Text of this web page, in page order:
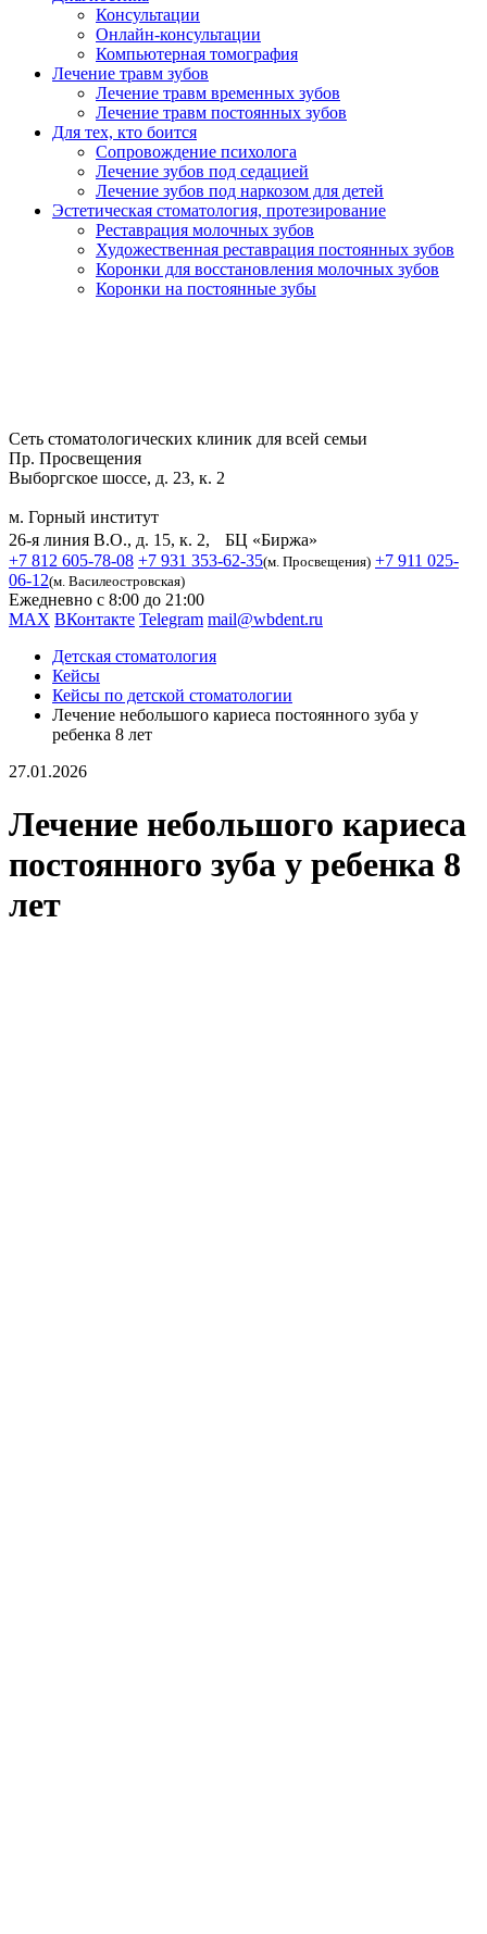
Консультации
Онлайн-консультации
Компьютерная томография
Лечение травм зубов
Лечение травм временных зубов
Лечение травм постоянных зубов
Для тех, кто боится
Сопровождение психолога
Лечение зубов под седацией
Лечение зубов под наркозом для детей
Эстетическая стоматология, протезирование
Реставрация молочных зубов
Художественная реставрация постоянных зубов
Коронки для восстановления молочных зубов
Коронки на постоянные зубы
Сеть стоматологических клиник для всей семьи
Пр. Просвещения
Выборгское шоссе, д. 23, к. 2
м. Горный институт
26-я линия В.О., д. 15, к. 2, БЦ «Биржа»
+7 812 605-78-08 +7 931 353-62-35(м. Просвещения) +7 911 025-
06-12(м. Василеостровская)
Ежедневно с 8:00 до 21:00
MAX ВКонтакте Telegram mail@wbdent.ru
Детская стоматология
Кейсы
Кейсы по детской стоматологии
Лечение небольшого кариеса постоянного зуба у
ребенка 8 лет
27.01.2026
Лечение небольшого кариеса
постоянного зуба у ребенка 8
лет